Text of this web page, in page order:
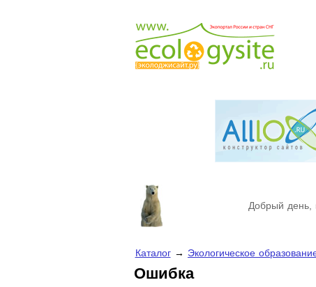
Добрый день,
Каталог→ Экологическое
Ошибка